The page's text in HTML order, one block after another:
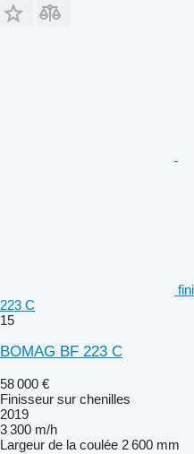
223 C
15
BOMAG BF 223 C
58 000 €
Finisseur sur chenilles
2019
3 300 m/h
Largeur de la coulée 2 600 mm